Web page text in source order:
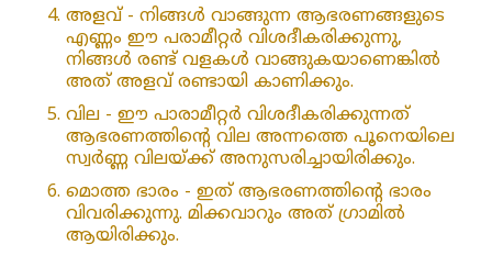
അളവ് - നിങ്ങൾ വാങ്ങുന്ന ആഭരണങ്ങളുടെ
എണ്ണം ഈ പരാമീറ്റർ വിശദീകരിക്കുന്നു,
നിങ്ങൾ രണ്ട് വളകൾ വാങ്ങുകയാണെങ്കിൽ
അത് അളവ് രണ്ടായി കാണിക്കും.
വില - ഈ പാരാമീറ്റർ വിശദീകരിക്കുന്നത്
ആഭരണത്തിന്റെ വില അന്നത്തെ പൂനെയിലെ
സ്വർണ്ണ വിലയ്ക്ക് അനുസരിച്ചായിരിക്കും.
മൊത്ത ഭാരം - ഇത് ആഭരണത്തിന്റെ ഭാരം
വിവരിക്കുന്നു. മിക്കവാറും അത് ഗ്രാമിൽ
ആയിരിക്കും.